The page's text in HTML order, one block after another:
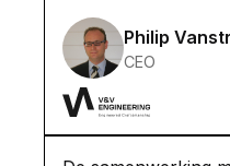
Philip
CEO